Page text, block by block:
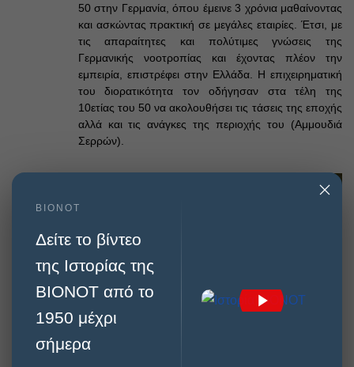
50 στην Γερμανία, όπου έμεινε 3 χρόνια μαθαίνοντας
και ασκώντας πρακτική σε μεγάλες εταιρίες. Έτσι, με
τις απαραίτητες και πολύτιμες γνώσεις της
Γερμανικής νοοτροπίας και έχοντας πλέον την
εμπειρία, επιστρέφει στην Ελλάδα. Η επιχειρηματική
του διορατικότητα τον οδήγησαν στα τέλη της
10ετίας του 50 να ακολουθήσει τις τάσεις της εποχής
αλλά και τις ανάγκες της περιοχής του (Αμμουδιά
Σερρών).
BIONOT
Δείτε το βίντεο
της Ιστορίας της
BIONOT από το
1950 μέχρι
σήμερα